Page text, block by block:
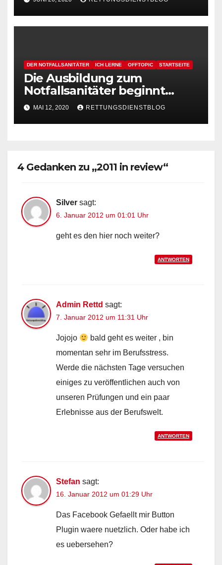
DER NOTFALLSANITÄTER ICH LERNE OFFTOPIC STARTSEITE
Die Ausbildung zum
Notfallsanitäter beginnt…
MAI 12, 2020 RETTUNGSDIENSTBLOG
4 Gedanken zu „2011 in review“
Silver sagt:
6. Januar 2012 um 01:01 Uhr
geht es den hier noch weiter?
ANTWORTEN
Admin Rettd sagt:
7. Januar 2012 um 11:31 Uhr
Jojojo
bald geht es weiter , bin
momentan sehr im Berufsstress.
Werde die nächsten Tage versuchen
einiges zu veröffentlichen auch von
unseren Prüfungen und ein paar
Erlebnisse aus der Berufswelt.
ANTWORTEN
Stefan sagt:
16. Januar 2012 um 01:29 Uhr
Das Facebook Gefaellt mir Button
Plugin waere nuetzlich. Oder habe ich
es uebersehen?